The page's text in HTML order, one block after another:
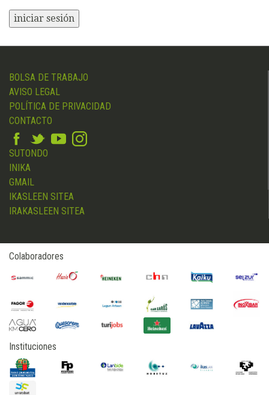
iniciar sesión
BOLSA DE TRABAJO
AVISO LEGAL
POLÍTICA DE PRIVACIDAD
CONTACTO
SUTONDO
INIKA
GMAIL
IKASLEEN SITEA
IRAKASLEEN SITEA
Colaboradores
Instituciones